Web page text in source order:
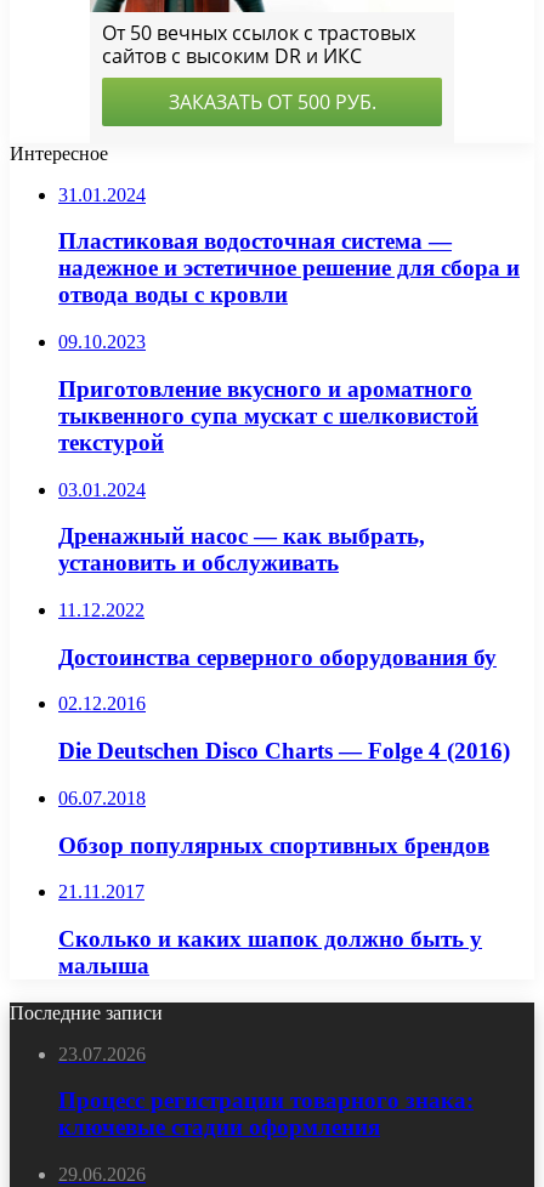
Интересное
31.01.2024
Пластиковая водосточная система —
надежное и эстетичное решение для сбора и
отвода воды с кровли
09.10.2023
Приготовление вкусного и ароматного
тыквенного супа мускат с шелковистой
текстурой
03.01.2024
Дренажный насос — как выбрать,
установить и обслуживать
11.12.2022
Достоинства серверного оборудования бу
02.12.2016
Die Deutschen Disco Charts — Folge 4 (2016)
06.07.2018
Обзор популярных спортивных брендов
21.11.2017
Сколько и каких шапок должно быть у
малыша
Последние записи
23.07.2026
Процесс регистрации товарного знака:
ключевые стадии оформления
29.06.2026